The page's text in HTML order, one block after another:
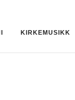
KIRKEMUSIKK